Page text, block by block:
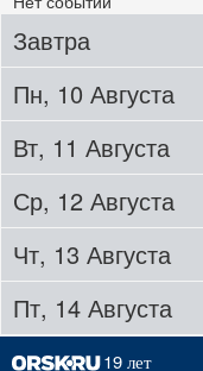
Завтра
Пн, 10 Августа
Вт, 11 Августа
Ср, 12 Августа
Чт, 13 Августа
Пт, 14 Августа